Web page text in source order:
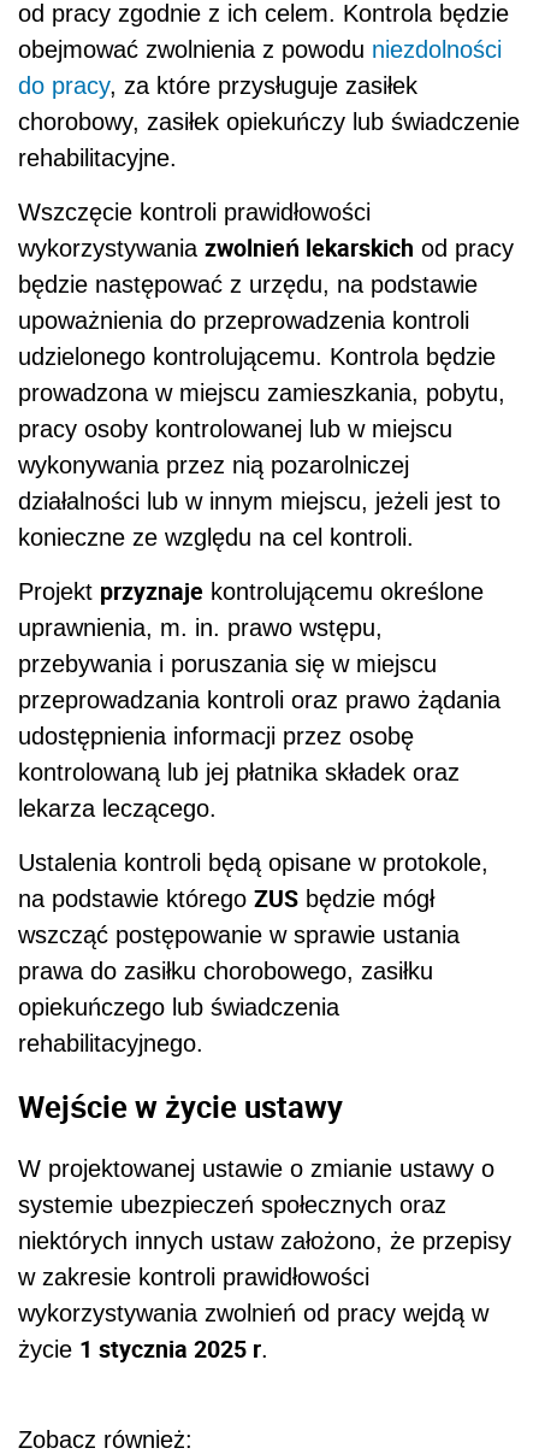
od pracy zgodnie z ich celem. Kontrola będzie
obejmować zwolnienia z powodu niezdolności
do pracy, za które przysługuje zasiłek
chorobowy, zasiłek opiekuńczy lub świadczenie
rehabilitacyjne.
Wszczęcie kontroli prawidłowości
wykorzystywania zwolnień lekarskich od pracy
będzie następować z urzędu, na podstawie
upoważnienia do przeprowadzenia kontroli
udzielonego kontrolującemu. Kontrola będzie
prowadzona w miejscu zamieszkania, pobytu,
pracy osoby kontrolowanej lub w miejscu
wykonywania przez nią pozarolniczej
działalności lub w innym miejscu, jeżeli jest to
konieczne ze względu na cel kontroli.
Projekt przyznaje kontrolującemu określone
uprawnienia, m. in. prawo wstępu,
przebywania i poruszania się w miejscu
przeprowadzania kontroli oraz prawo żądania
udostępnienia informacji przez osobę
kontrolowaną lub jej płatnika składek oraz
lekarza leczącego.
Ustalenia kontroli będą opisane w protokole,
na podstawie którego ZUS będzie mógł
wszcząć postępowanie w sprawie ustania
prawa do zasiłku chorobowego, zasiłku
opiekuńczego lub świadczenia
rehabilitacyjnego.
Wejście w życie ustawy
W projektowanej ustawie o zmianie ustawy o
systemie ubezpieczeń społecznych oraz
niektórych innych ustaw założono, że przepisy
w zakresie kontroli prawidłowości
wykorzystywania zwolnień od pracy wejdą w
życie 1 stycznia 2025 r.
Zobacz również: